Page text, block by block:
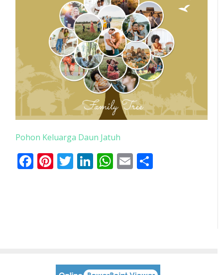
Pohon Keluarga Daun Jatuh
Facebook
Pinterest
Twitter
LinkedIn
WhatsApp
Email